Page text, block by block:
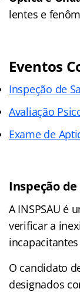
lentes e
Eventos
Inspeção de
Avaliação
Exame de
Inspeção de
A INSPSAU é
verificar a
O candidato
designados